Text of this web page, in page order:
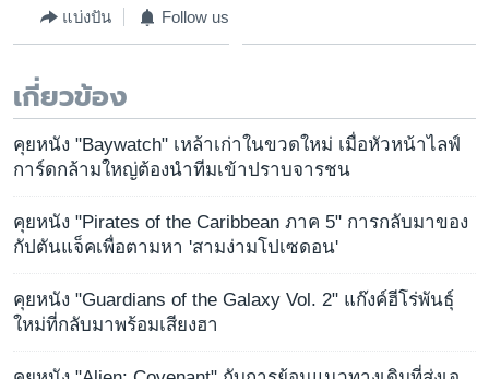
แบ่งปัน Follow us
เกี่ยวข้อง
คุยหนัง "Baywatch" เหล้าเก่าในขวดใหม่ เมื่อหัวหน้าไลฟ์
การ์ดกล้ามใหญ่ต้องนำทีมเข้าปราบจารชน
คุยหนัง "Pirates of the Caribbean ภาค 5" การกลับมาของ
กัปตันแจ็คเพื่อตามหา 'สามง่ามโปเซดอน'
คุยหนัง "Guardians of the Galaxy Vol. 2" แก๊งค์ฮีโร่พันธุ์
ใหม่ที่กลับมาพร้อมเสียงฮา